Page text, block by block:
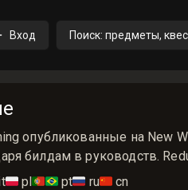
Вход Поиск: предметы,
опубликованные на New
билдам в руководств.
🇵🇱 pl🇵🇹🇧🇷 pt🇷🇺 ru🇨🇳 cn